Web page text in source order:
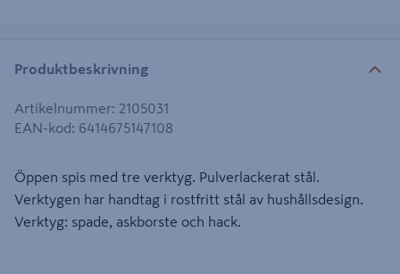
Produktbeskrivning
Artikelnummer: 2105031
EAN-kod: 6414675147108
Öppen spis med tre verktyg. Pulverlackerat stål.
Verktygen har handtag i rostfritt stål av hushållsdesign.
Verktyg: spade, askborste och hack.